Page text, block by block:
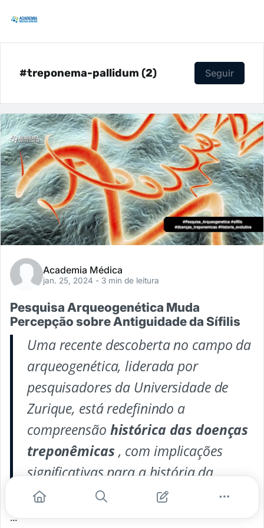
#treponema-pallidum (2) Seguir
Academia Médica
jan. 25, 2024 - 3 min de leitura
Pesquisa Arqueogenética Muda
Percepção sobre Antiguidade da Sífilis
Uma recente descoberta no campo da
arqueogenética, liderada por
pesquisadores da Universidade de
Zurique, está redefinindo a
compreensão histórica das doenças
treponêmicas, com implicações
significativas para a história da
medicina.
...